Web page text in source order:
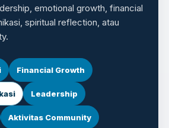
emotional growth, financial
spiritual reflection, atau
Financial Growth
Leadership
Aktivitas Community